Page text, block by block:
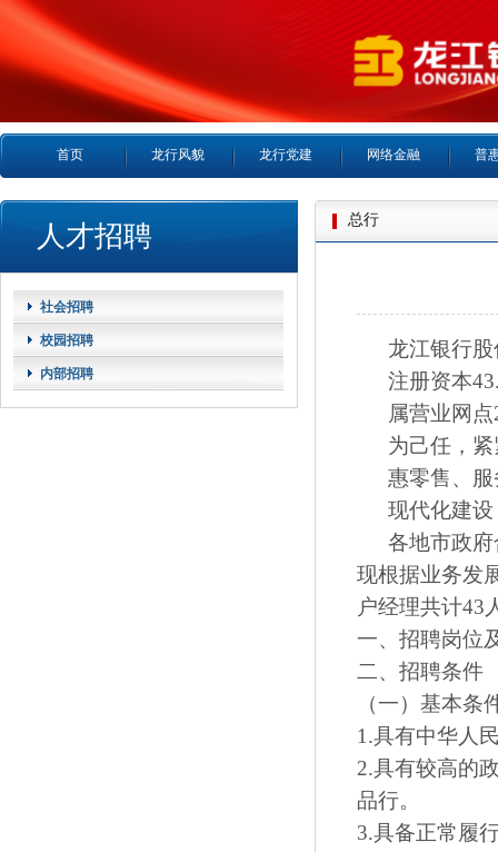
首页 龙行风貌 龙行党建 网络金融 普
人才招聘
社会招聘
校园招聘
内部招聘
总行
龙江银行
注册资本
属营业网
为己任，
惠零售、
现代化建
各地市政
现根据业务发
户经理共计43
一、招聘岗位
二、招聘条件
（一）基本条
1.具有中华人
2.具有较高的
品行。
3.具备正常履